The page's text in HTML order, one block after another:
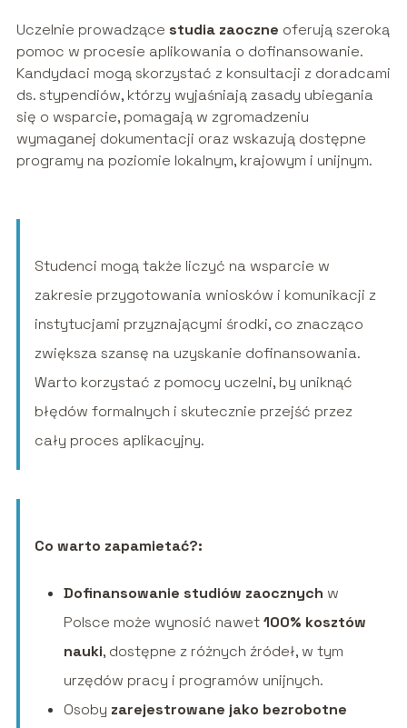
Uczelnie prowadzące studia zaoczne oferują szeroką
pomoc w procesie aplikowania o dofinansowanie.
Kandydaci mogą skorzystać z konsultacji z doradcami
ds. stypendiów, którzy wyjaśniają zasady ubiegania
się o wsparcie, pomagają w zgromadzeniu
wymaganej dokumentacji oraz wskazują dostępne
programy na poziomie lokalnym, krajowym i unijnym.
Studenci mogą także liczyć na wsparcie w
zakresie przygotowania wniosków i komunikacji z
instytucjami przyznającymi środki, co znacząco
zwiększa szansę na uzyskanie dofinansowania.
Warto korzystać z pomocy uczelni, by uniknąć
błędów formalnych i skutecznie przejść przez
cały proces aplikacyjny.
Co warto zapamietać?:
Dofinansowanie studiów zaocznych w
Polsce może wynosić nawet100% kosztów
nauki, dostępne z różnych źródeł, w tym
urzędów pracy i programów unijnych.
Osoby zarejestrowane jako bezrobotne